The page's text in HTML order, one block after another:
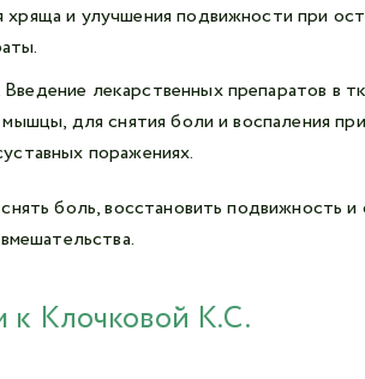
хряща и улучшения подвижности при
лекарственных препаратов в
для снятия боли и воспаления
поражениях.
боль, восстановить подвижность и
к Клочковой К.С.